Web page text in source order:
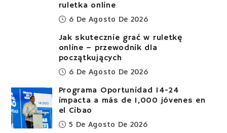
ruletka online
6 De Agosto De 2026
Jak skutecznie grać w ruletkę
online – przewodnik dla
początkujących
6 De Agosto De 2026
Programa Oportunidad 14-24
impacta a más de 1,000 jóvenes en
el Cibao
5 De Agosto De 2026